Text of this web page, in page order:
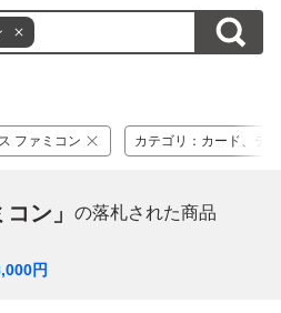
ファミコン カテゴリ ： カード、テ
ン」 の落札された商品
円